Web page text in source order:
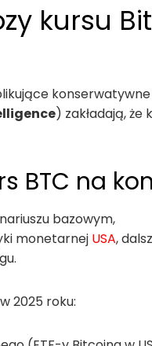
kursu
) zakładają, że
BTC na
bazowym,
monetarnej USA,
2025 roku: